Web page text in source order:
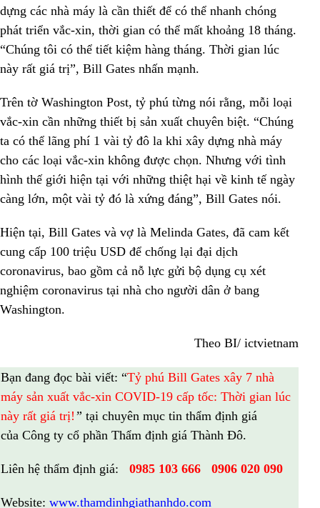
dựng các nhà máy là cần thiết để có thể nhanh chóng
phát triển vắc-xin, thời gian có thể mất khoảng 18 tháng.
“Chúng tôi có thể tiết kiệm hàng tháng. Thời gian lúc
này rất giá trị”, Bill Gates nhấn mạnh.
Trên tờ Washington Post, tỷ phú từng nói rằng, mỗi loại
vắc-xin cần những thiết bị sản xuất chuyên biệt. “Chúng
ta có thể lãng phí 1 vài tỷ đô la khi xây dựng nhà máy
cho các loại vắc-xin không được chọn. Nhưng với tình
hình thế giới hiện tại với những thiệt hại về kinh tế ngày
càng lớn, một vài tỷ đó là xứng đáng”, Bill Gates nói.
Hiện tại, Bill Gates và vợ là Melinda Gates, đã cam kết
cung cấp 100 triệu USD để chống lại đại dịch
coronavirus, bao gồm cả nỗ lực gửi bộ dụng cụ xét
nghiệm coronavirus tại nhà cho người dân ở bang
Washington.
Theo BI/ ictvietnam
Bạn đang đọc bài viết: “Tỷ phú Bill Gates xây 7 nhà
máy sản xuất vắc-xin COVID-19 cấp tốc: Thời gian lúc
này rất giá trị! ” tại chuyên mục tin thẩm định giá
của Công ty cổ phần Thẩm định giá Thành Đô.
Liên hệ thẩm định giá: 0985 103 666 0906 020 090
Website: www.thamdinhgiathanhdo.com